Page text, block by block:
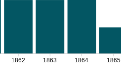
1862 1863 1864 1865